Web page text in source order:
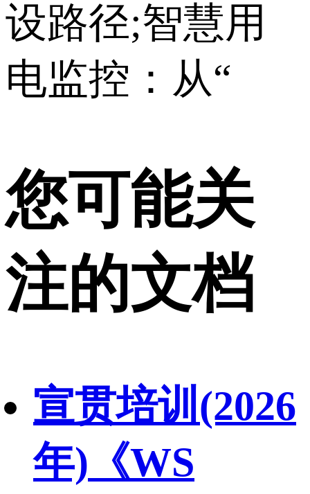
设路径;智慧用
电监控：从“
您可能关
注的文档
宣贯培训(2026
年)《WS